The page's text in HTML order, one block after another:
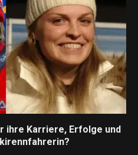
ihre Karriere, Erfolge und